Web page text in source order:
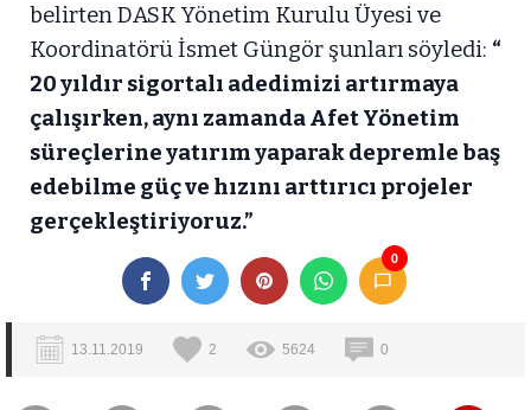
belirten DASK Yönetim Kurulu Üyesi ve
Koordinatörü İsmet Güngör şunları söyledi: “
20 yıldır sigortalı adedimizi artırmaya
çalışırken, aynı zamanda Afet Yönetim
süreçlerine yatırım yaparak depremle baş
edebilme güç ve hızını arttırıcı projeler
gerçekleştiriyoruz.”
0
13.11.2019 2 5624 0